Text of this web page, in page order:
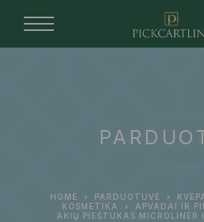
HOME PARDUOTUVĖ
KOSMETIKA
APVADAI IR
AKIŲ PIEŠTUKAS